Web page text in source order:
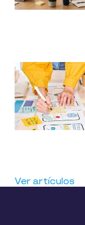
Ver artículos